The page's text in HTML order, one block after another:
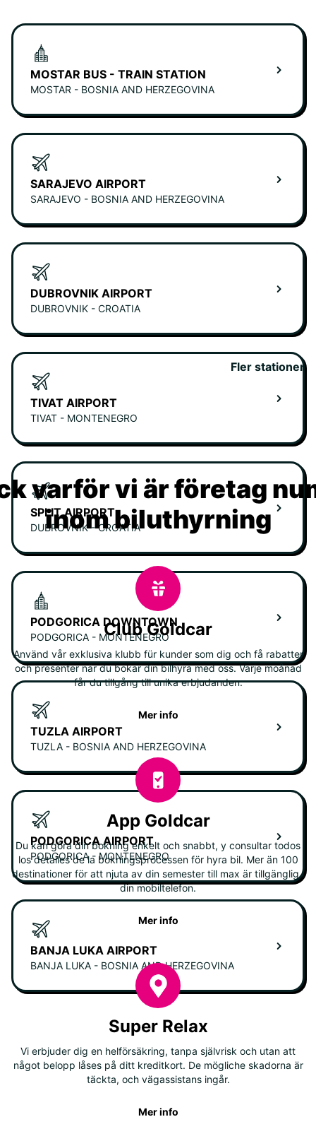
MOSTAR BUS - TRAIN STATION
MOSTAR - BOSNIA AND HERZEGOVINA
SARAJEVO AIRPORT
SARAJEVO - BOSNIA AND HERZEGOVINA
DUBROVNIK AIRPORT
DUBROVNIK - CROATIA
TIVAT AIRPORT
TIVAT - MONTENEGRO
SPLIT AIRPORT
DUBROVNIK - CROATIA
PODGORICA DOWNTOWN
PODGORICA - MONTENEGRO
TUZLA AIRPORT
TUZLA - BOSNIA AND HERZEGOVINA
PODGORICA AIRPORT
PODGORICA - MONTENEGRO
BANJA LUKA AIRPORT
BANJA LUKA - BOSNIA AND HERZEGOVINA
Fler stationer
varför vi är företag
inom biluthyrning
Club Goldcar
Använd vår exklusiva klubb für kunder som dig och få rabatter
och presenter när du bokar din bilhyra med oss. Varje moånad
får du tillgång till unika erbjudanden.
Mer info
App Goldcar
Du kan göra din bokning enkelt och snabbt, y consultar todos
los detalles de la bokningsprocessen för hyra bil. Mer än 100
destinationer för att njuta av din semester till max är tillgänglig i
din mobiltelefon.
Mer info
Super Relax
Vi erbjuder dig en helförsäkring, tanpa självrisk och utan att
något belopp låses på ditt kreditkort. De mögliche skadorna är
täckta, och vägassistans ingår.
Mer info